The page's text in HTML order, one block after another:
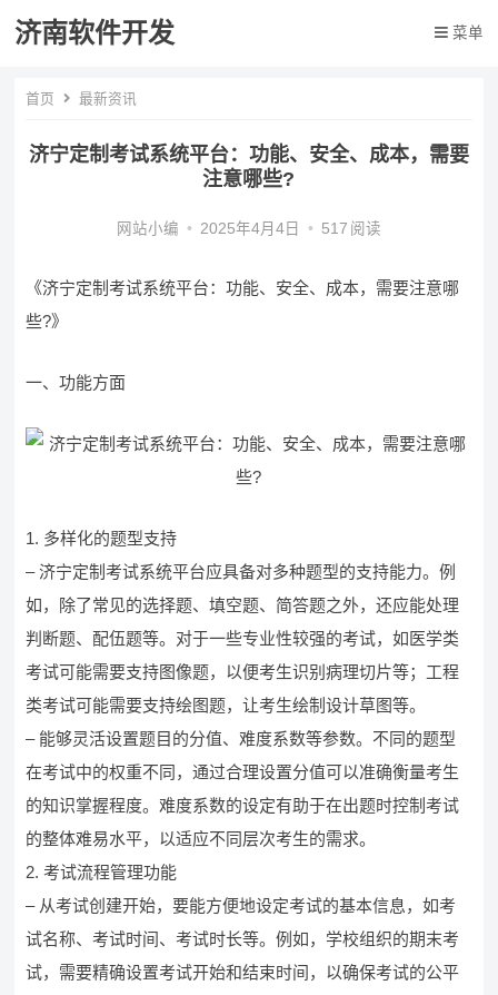
济南软件开发 菜单
首页 最新资讯
济宁定制考试系统平台：功能、安全、成本，需要
注意哪些?
网站小编 • 2025年4月4日 • 517 阅读
《济宁定制考试系统平台：功能、安全、成本，需要注意哪
些?》
一、功能方面
1. 多样化的题型支持
– 济宁定制考试系统平台应具备对多种题型的支持能力。例
如，除了常见的选择题、填空题、简答题之外，还应能处理
判断题、配伍题等。对于一些专业性较强的考试，如医学类
考试可能需要支持图像题，以便考生识别病理切片等；工程
类考试可能需要支持绘图题，让考生绘制设计草图等。
– 能够灵活设置题目的分值、难度系数等参数。不同的题型
在考试中的权重不同，通过合理设置分值可以准确衡量考生
的知识掌握程度。难度系数的设定有助于在出题时控制考试
的整体难易水平，以适应不同层次考生的需求。
2. 考试流程管理功能
– 从考试创建开始，要能方便地设定考试的基本信息，如考
试名称、考试时间、考试时长等。例如，学校组织的期末考
试，需要精确设置考试开始和结束时间，以确保考试的公平